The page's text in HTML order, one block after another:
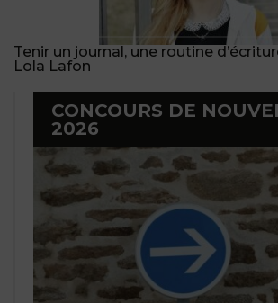
Tenir un journal, une routine
Lola Lafon
CONCOURS DE
2026